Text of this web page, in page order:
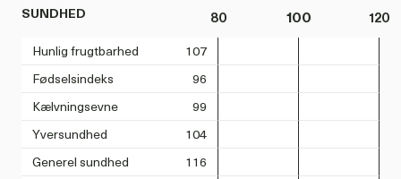
SUNDHED 80 100 120
Hunlig frugtbarhed
107
Fødselsindeks
96
Kælvningsevne
99
Yversundhed
104
Generel sundhed
116